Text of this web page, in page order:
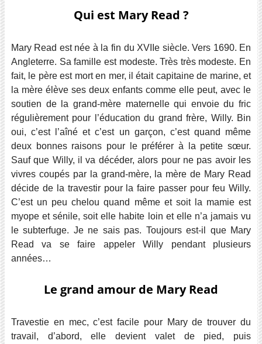
Qui est Mary Read ?
Mary Read est née à la fin du XVIIe siècle. Vers 1690. En
Angleterre. Sa famille est modeste. Très très modeste. En
fait, le père est mort en mer, il était capitaine de marine, et
la mère élève ses deux enfants comme elle peut, avec le
soutien de la grand-mère maternelle qui envoie du fric
régulièrement pour l’éducation du grand frère, Willy. Bin
oui, c’est l’aîné et c’est un garçon, c’est quand même
deux bonnes raisons pour le préférer à la petite sœur.
Sauf que Willy, il va décéder, alors pour ne pas avoir les
vivres coupés par la grand-mère, la mère de Mary Read
décide de la travestir pour la faire passer pour feu Willy.
C’est un peu chelou quand même et soit la mamie est
myope et sénile, soit elle habite loin et elle n’a jamais vu
le subterfuge. Je ne sais pas. Toujours est-il que Mary
Read va se faire appeler Willy pendant plusieurs
années…
Le grand amour de Mary Read
Travestie en mec, c’est facile pour Mary de trouver du
travail, d’abord, elle devient valet de pied, puis